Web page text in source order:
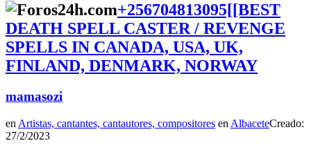
+256704813095[[BEST
DEATH SPELL CASTER / REVENGE
SPELLS IN CANADA, USA, UK,
FINLAND, DENMARK, NORWAY
mamasozi
en Artistas, cantantes, cantautores, compositores en AlbaceteCreado:
27/2/2023